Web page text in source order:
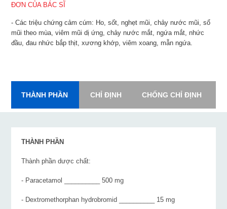
ĐƠN CỦA BÁC SĨ
- Các triệu chứng cảm cúm: Ho, sốt, nghẹt mũi, chảy nước mũi, sổ
mũi theo mùa, viêm mũi dị ứng, chảy nước mắt, ngứa mắt, nhức
đầu, đau nhức bắp thịt, xương khớp, viêm xoang, mẫn ngứa.
THÀNH PHẦN CHỈ ĐỊNH CHỐNG CHỈ ĐỊNH
THÀNH PHẦN
Thành phần dược chất:
- Paracetamol __________ 500 mg
- Dextromethorphan hydrobromid __________ 15 mg